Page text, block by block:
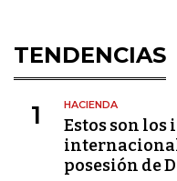
TENDENCIAS
1 HACIENDA
Estos son
posesión de